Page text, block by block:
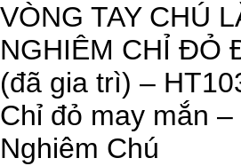
VÒNG TAY CHÚ
NGHIÊM CHỈ ĐỎ
(đã gia trì) –
Chỉ đỏ may mắn –
Nghiêm Chú